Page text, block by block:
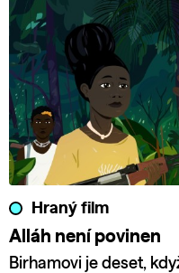
Hraný film
Alláh není povinen
Birhamovi je deset,